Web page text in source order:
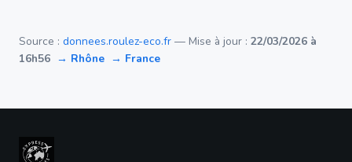
Source : donnees.roulez-eco.fr — Mise à jour : 22/03/2026 à
16h56 → Rhône → France